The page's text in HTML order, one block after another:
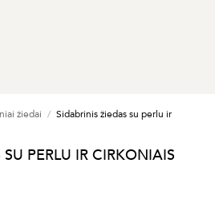
žiedai
Sidabrinis žiedas su perlu ir
PERLU IR CIRKONIAIS